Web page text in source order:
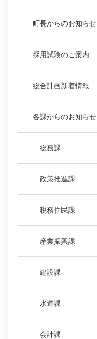
町長からのお知らせ
採用試験のご案内
総合計画新着情報
各課からのお知らせ
総務課
政策推進課
税務住民課
産業振興課
建設課
水道課
会計課